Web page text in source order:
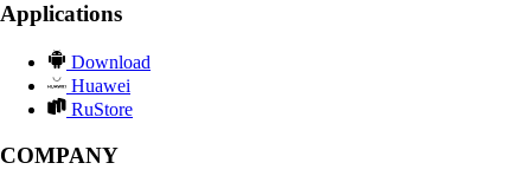
Applications
Download
Huawei
RuStore
COMPANY